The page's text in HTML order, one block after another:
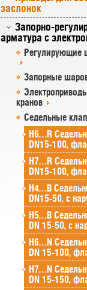
заслонок
Запорно-
арматура с
Регулирующие
Запорные
кранов
Седельные
H6…R
DN15-100,
H7…R
DN15-100,
H4…B
DN15-50, с
H5…B
DN 15-50, с
H6…N
DN 15-100,
H7…N
DN 15-150,